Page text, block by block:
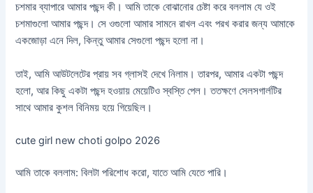
চশমার ব্যাপারে আমার পছন্দ কী। আমি তাকে বোঝানোর চেষ্টা করে বললাম যে ওই
চশমাগুলো আমার পছন্দ। সে ওগুলো আমার সামনে রাখল এবং পরখ করার জন্য আমাকে
একজোড়া এনে দিল, কিন্তু আমার সেগুলো পছন্দ হলো না।
তাই, আমি আউটলেটের প্রায় সব গ্লাসই দেখে নিলাম। তারপর, আমার একটা পছন্দ
হলো, আর কিছু একটা পছন্দ হওয়ায় মেয়েটিও স্বস্তি পেল। ততক্ষণে সেলসগার্লটির
সাথে আমার কুশল বিনিময় হয়ে গিয়েছিল।
cute girl new choti golpo 2026
আমি তাকে বললাম: বিলটা পরিশোধ করো, যাতে আমি যেতে পারি।